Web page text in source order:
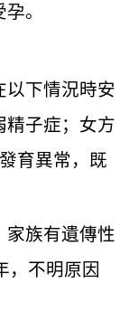
。
以下情況時安
精子症；女方
育異常，既
家族有遺傳性
，不明原因